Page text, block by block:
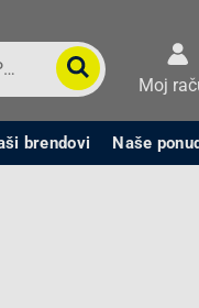
Moj
brendovi Naše